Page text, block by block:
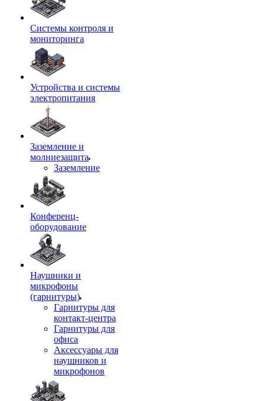
Системы контроля и
мониторинга
Устройства и системы
электропитания
Заземление и
молниезащита
Заземление
Конференц-
оборудование
Наушники и
микрофоны
(гарнитуры)
Гарнитуры для
контакт-центра
Гарнитуры для
офиса
Аксессуары для
наушников и
микрофонов